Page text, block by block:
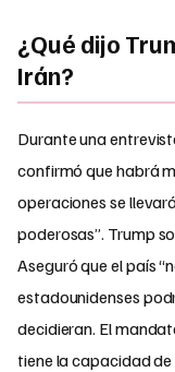
¿Qué dijo
Irán?
Durante una
confirmó que habrá
operaciones se
poderosas”. Trump
Aseguró que el país
estadounidenses
decidieran. El
tiene la capacidad